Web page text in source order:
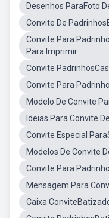
Desenhos ParaFoto
Convite De
Convite Para
Para Imprimir
Convite
Convite Para
Modelo De Convite
Ideias Para Convite
Convite Especial
Modelos De Convite
Convite Para
Mensagem Para
Caixa